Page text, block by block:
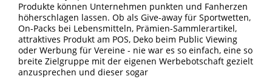
Produkte können Unternehmen punkten und Fanherzen
höherschlagen lassen. Ob als Give-away für Sportwetten,
On-Packs bei Lebensmitteln, Prämien-Sammlerartikel,
attraktives Produkt am POS, Deko beim Public Viewing
oder Werbung für Vereine - nie war es so einfach, eine so
breite Zielgruppe mit der eigenen Werbebotschaft gezielt
anzusprechen und dieser sogar